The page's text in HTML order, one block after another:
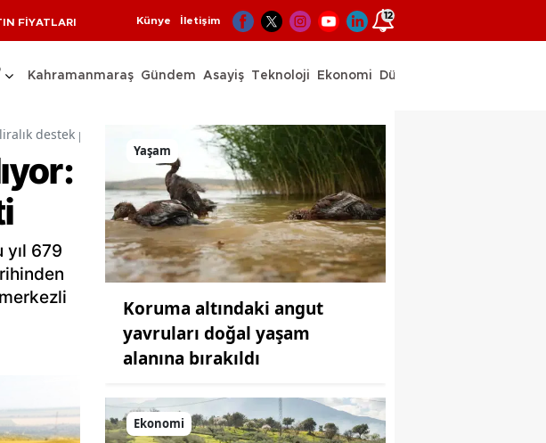
FİYATLARI Künye İletişim 12
Kahramanmaraş Gündem Asayiş Teknoloji Ekonomi Dünya
destek paketi
yıl 679
Yaşam
Koruma altındaki angut
yavruları doğal yaşam
alanına bırakıldı
Ekonomi